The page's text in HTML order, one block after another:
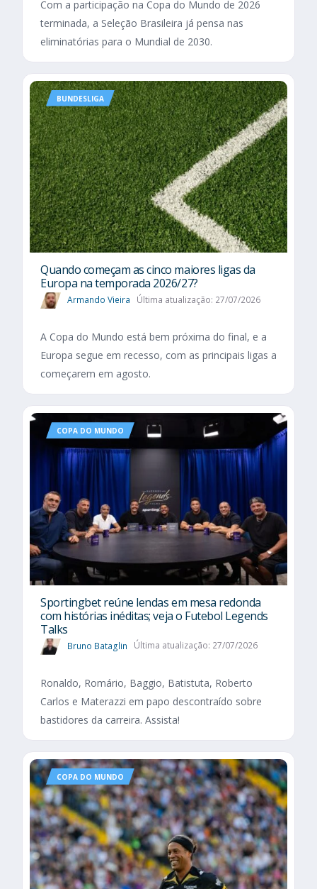
Com a participação na Copa do Mundo de 2026
terminada, a Seleção Brasileira já pensa nas
eliminatórias para o Mundial de 2030.
BUNDESLIGA
Quando começam as cinco maiores ligas da
Europa na temporada 2026/27?
Armando Vieira Última atualização: 27/07/2026
A Copa do Mundo está bem próxima do final, e a
Europa segue em recesso, com as principais ligas a
começarem em agosto.
COPA DO MUNDO
Sportingbet reúne lendas em mesa redonda
com histórias inéditas; veja o Futebol Legends
Talks
Bruno Bataglin Última atualização: 27/07/2026
Ronaldo, Romário, Baggio, Batistuta, Roberto
Carlos e Materazzi em papo descontraído sobre
bastidores da carreira. Assista!
COPA DO MUNDO